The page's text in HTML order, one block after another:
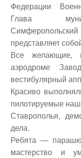
Федерации
Глава
представляет
Все желающие,
аэродроме
вестибулярный
Красиво
пилотируемые
Ставрополья,
дела.
Ребята —
мастерство и